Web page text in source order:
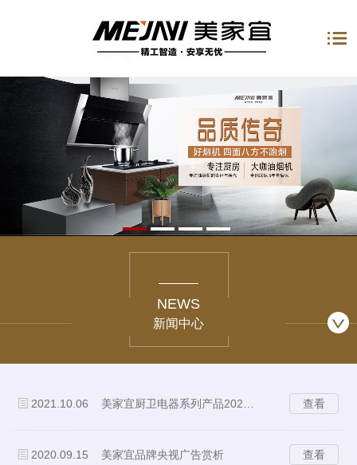
NEWS
新闻中心
2021.10.06 查看
2020.09.15 美家宜品牌央视广告赏析 查看